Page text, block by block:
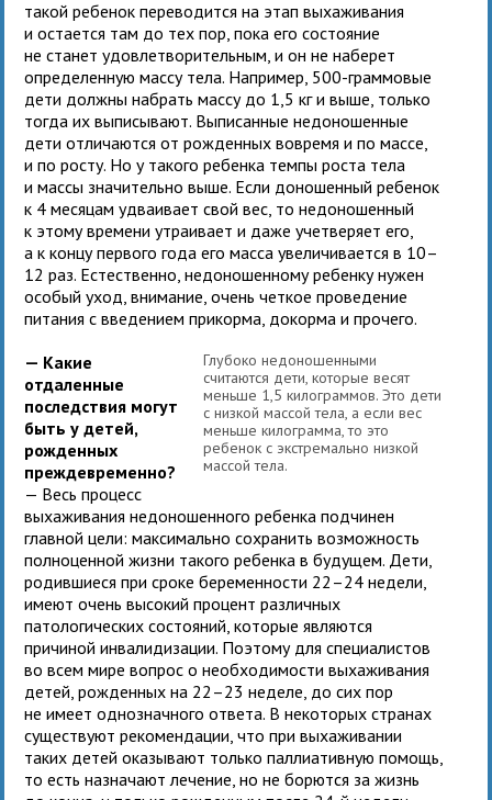
такой ребенок переводится на этап выхаживания
и остается там до тех пор, пока его состояние
не станет удовлетворительным, и он не наберет
определенную массу тела. Например, 500-граммовые
дети должны набрать массу до 1,5 кг и выше, только
тогда их выписывают. Выписанные недоношенные
дети отличаются от рожденных вовремя и по массе,
и по росту. Но у такого ребенка темпы роста тела
и массы значительно выше. Если доношенный ребенок
к 4 месяцам удваивает свой вес, то недоношенный
к этому времени утраивает и даже учетверяет его,
а к концу первого года его масса увеличивается в 10–
12 раз. Естественно, недоношенному ребенку нужен
особый уход, внимание, очень четкое проведение
питания с введением прикорма, докорма и прочего.
Глубоко недоношенными
считаются дети, которые весят
меньше 1,5 килограммов. Это дети
с низкой массой тела, а если вес
меньше килограмма, то это
ребенок с экстремально низкой
массой тела.
— Какие
отдаленные
последствия могут
быть у детей,
рожденных
преждевременно?
— Весь процесс
выхаживания недоношенного ребенка подчинен
главной цели: максимально сохранить возможность
полноценной жизни такого ребенка в будущем. Дети,
родившиеся при сроке беременности 22–24 недели,
имеют очень высокий процент различных
патологических состояний, которые являются
причиной инвалидизации. Поэтому для специалистов
во всем мире вопрос о необходимости выхаживания
детей, рожденных на 22–23 неделе, до сих пор
не имеет однозначного ответа. В некоторых странах
существуют рекомендации, что при выхаживании
таких детей оказывают только паллиативную помощь,
то есть назначают лечение, но не борются за жизнь